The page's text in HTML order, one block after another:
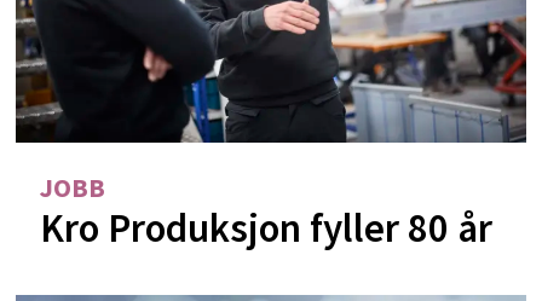
JOBB
Kro Produksjon fyller 80 år